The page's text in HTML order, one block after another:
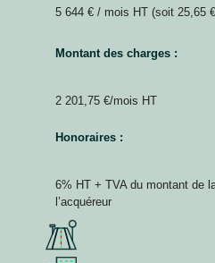
5 644 € / mois HT (soit 25,65
Montant des charges :
2 201,75 €/mois HT
Honoraires :
6% HT + TVA du montant de
l’acquéreur